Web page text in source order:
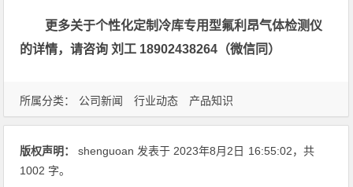
更多关于个性化定制冷库专用型氟利昂气体检测仪
的详情，请咨询 刘工 18902438264（微信同）
所属分类： 公司新闻 行业动态 产品知识
版权声明： shenguoan 发表于 2023年8月2日 16:55:02，共
1002 字。